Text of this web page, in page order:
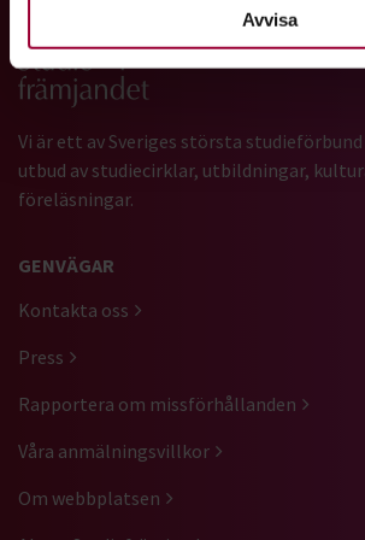
Avvisa
Gå till studiefrämjandets startsida
Vi är ett av Sveriges största
utbud av studiecirklar, utbildningar,
föreläsningar.
GENVÄGAR
Kontakta oss
Press
Rapportera om missförhållanden
Våra anmälningsvillkor
Om webbplatsen